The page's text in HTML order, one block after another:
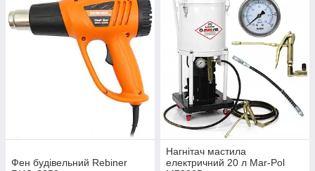
Фен будівельний Rebiner
Нагнітач мастила
електричний 20 л Mar-Pol